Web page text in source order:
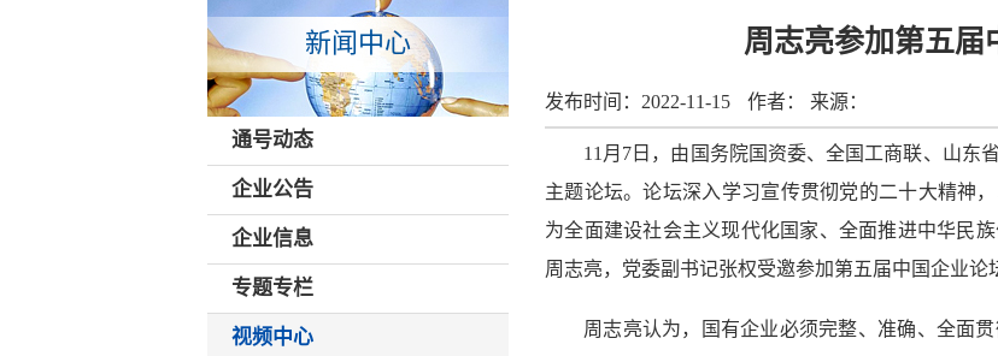
新闻中心
通号动态
企业公告
企业信息
专题专栏
视频中心
周志亮参加第五届
发布时间： 2022-11-15 作者： 来源：
11月7日，由国务院国资委、全国工商联、山东
主题论坛。论坛深入学习宣传贯彻党的二十大精神
为全面建设社会主义现代化国家、全面推进中华民
周志亮，党委副书记张权受邀参加第五届中国企业论
周志亮认为，国有企业必须完整、准确、全面